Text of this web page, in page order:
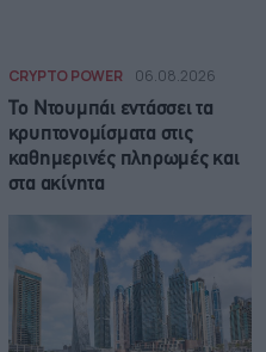
CRYPTO POWER 06.08.2026
Το Ντουμπάι εντάσσει τα
κρυπτονομίσματα στις
καθημερινές πληρωμές και
στα ακίνητα